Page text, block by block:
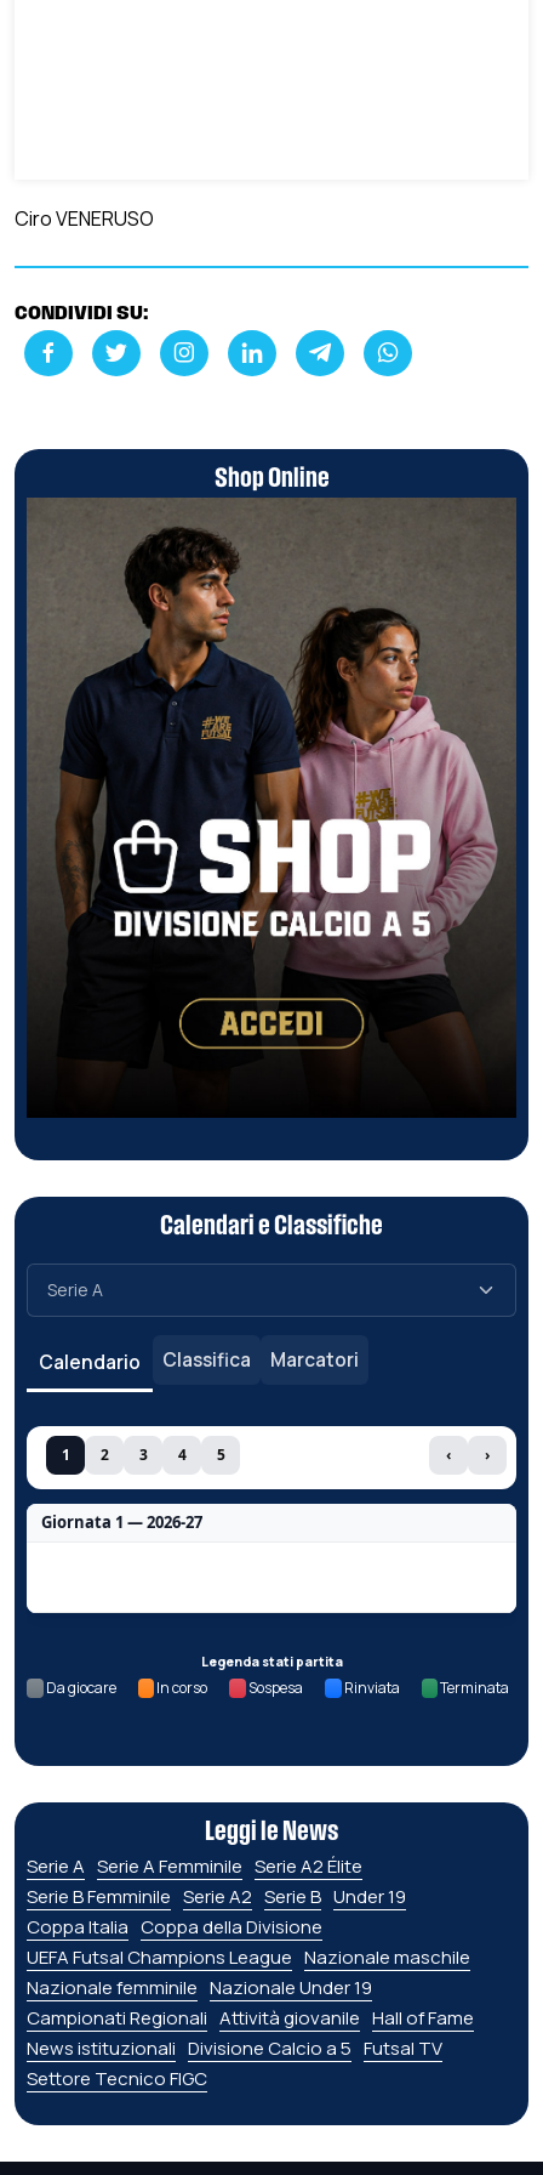
Ciro VENERUSO
CONDIVIDI SU:
Shop Online
Calendari e Classifiche
Calendario Classifica Marcatori
1 2 3 4 5 ‹ ›
Giornata 1 — 2026-27
Legenda stati partita
Da giocare In corso Sospesa Rinviata Terminata
Leggi le News
Serie A Serie A Femminile Serie A2 Élite
Serie B Femminile Serie A2 Serie B Under 19
Coppa Italia Coppa della Divisione
UEFA Futsal Champions League Nazionale maschile
Nazionale femminile Nazionale Under 19
Campionati Regionali Attività giovanile Hall of Fame
News istituzionali Divisione Calcio a 5 Futsal TV
Settore Tecnico FIGC